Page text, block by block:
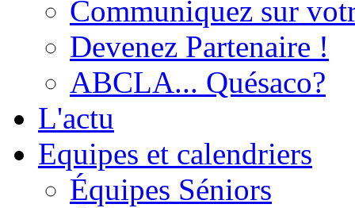
Communiquez sur
Devenez Partenaire !
ABCLA... Quésaco?
L'actu
Equipes et calendriers
Équipes Séniors